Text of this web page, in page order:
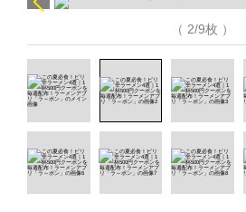
（ 2/9枚 ）